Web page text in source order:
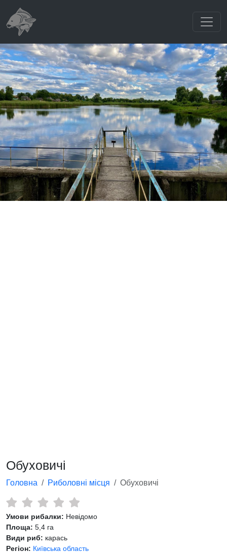
Обуховичі
Головна Риболовні місця Обуховичі
Умови рибалки: Невідомо
Площа: 5,4 га
Види риб: карась
Регіон: Київська область